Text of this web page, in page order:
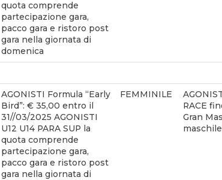
quota comprende
partecipazione gara,
pacco gara e ristoro post
gara nella giornata di
domenica
AGONISTI Formula “Early
Bird”: € 35,00 entro il
31//03/2025 AGONISTI
U12 U14 PARA SUP la
quota comprende
partecipazione gara,
pacco gara e ristoro post
gara nella giornata di
FEMMINILE
RACE
Gran
maschile